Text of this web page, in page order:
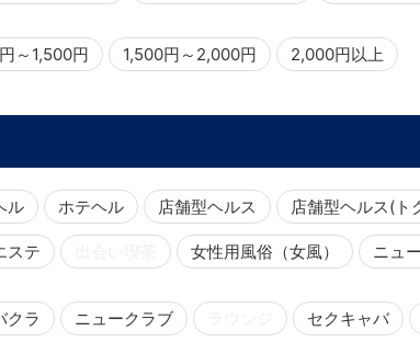
～1,500円 1,500円～2,000円 2,000円以上
ル ホテヘル 店舗型ヘルス 店舗型ヘルス(ト
ステ 女性用風俗（女風） ニュ
クラ ニュークラブ セクキャバ